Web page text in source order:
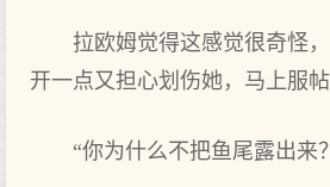
拉欧姆觉得这感觉很奇怪
开‌一点‌又担心划伤她，马上服帖
“你为什么不‌把鱼尾露出来